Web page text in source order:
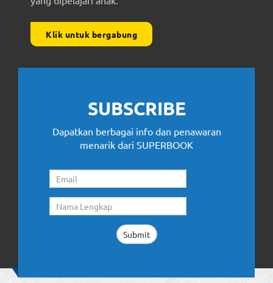
Klik untuk bergabung
SUBSCRIBE
Dapatkan berbagai info dan penawaran
menarik dari SUPERBOOK